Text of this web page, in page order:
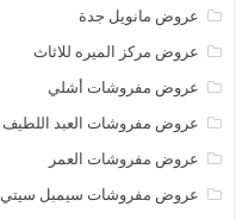
عروض مانويل جدة
عروض مركز الميره للاثاث
عروض مفروشات أشلي
عروض مفروشات العبد اللطيف
عروض مفروشات العمر
عروض مفروشات سيمبل سيتي